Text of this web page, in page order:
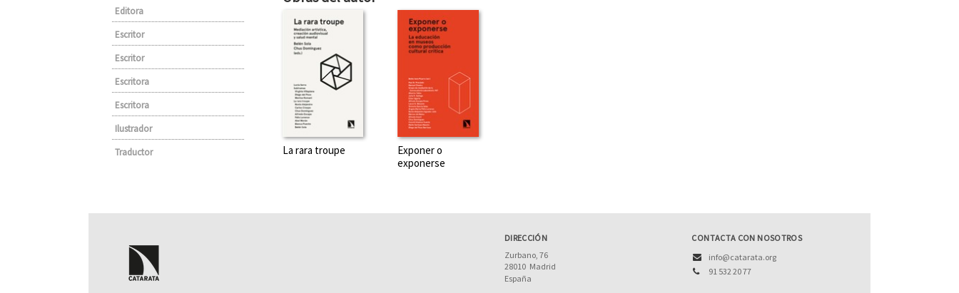
Editora
Escritor
Escritor
Escritora
Escritora
Ilustrador
Traductor
La rara troupe
Exponer o
exponerse
DIRECCIÓN
Zurbano, 76
28010 Madrid
España
CONTACTA CON NOSOTROS
info@catarata.org
91 532 20 77